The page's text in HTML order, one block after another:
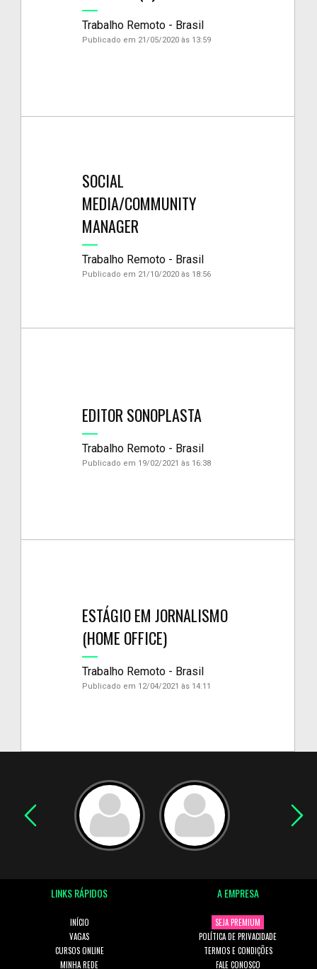
Trabalho Remoto - Brasil
Publicado em 21/05/2020 às 13:59
SOCIAL
MEDIA/COMMUNITY
MANAGER
Trabalho Remoto - Brasil
Publicado em 21/10/2020 às 18:56
EDITOR SONOPLASTA
Trabalho Remoto - Brasil
Publicado em 19/02/2021 às 16:38
ESTÁGIO EM JORNALISMO
(HOME OFFICE)
Trabalho Remoto - Brasil
Publicado em 12/04/2021 às 14:11
LINKS RÁPIDOS
INÍCIO
VAGAS
CURSOS ONLINE
MINHA REDE
A EMPRESA
SEJA PREMIUM
POLÍTICA DE PRIVACIDADE
TERMOS E CONDIÇÕES
FALE CONOSCO